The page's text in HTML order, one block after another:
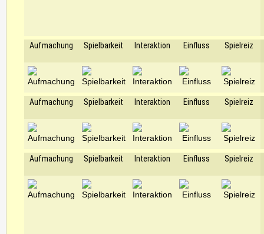
Aufmachung Spielbarkeit Interaktion Einfluss Spielreiz
Aufmachung Spielbarkeit Interaktion Einfluss Spielreiz
Aufmachung Spielbarkeit Interaktion Einfluss Spielreiz